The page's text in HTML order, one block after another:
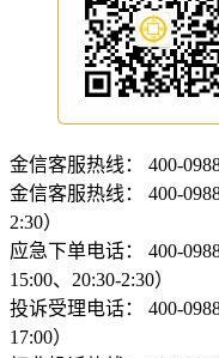
金信客服热线： 400-
金信客服热线：
400-
2:30）
应急下单电话：
400-
15:00、20:30-2:30）
投诉受理电话：
400-
17:00）